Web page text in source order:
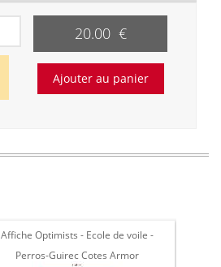
20.00 €
Affiche Optimists - Ecole de voile -
Perros-Guirec Cotes Armor